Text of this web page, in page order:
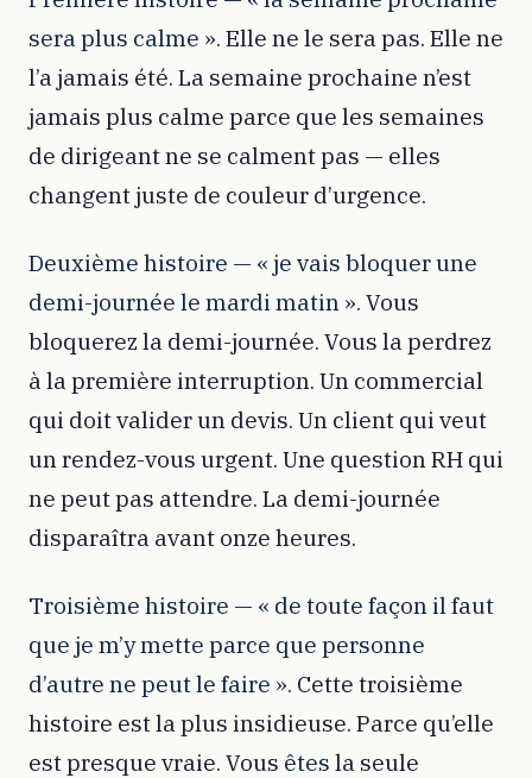
sera plus calme ». Elle ne le sera pas. Elle ne
l’a jamais été. La semaine prochaine n’est
jamais plus calme parce que les semaines
de dirigeant ne se calment pas — elles
changent juste de couleur d’urgence.
Deuxième histoire — « je vais bloquer une
demi-journée le mardi matin ». Vous
bloquerez la demi-journée. Vous la perdrez
à la première interruption. Un commercial
qui doit valider un devis. Un client qui veut
un rendez-vous urgent. Une question RH qui
ne peut pas attendre. La demi-journée
disparaîtra avant onze heures.
Troisième histoire — « de toute façon il faut
que je m’y mette parce que personne
d’autre ne peut le faire ». Cette troisième
histoire est la plus insidieuse. Parce qu’elle
est presque vraie. Vous êtes la seule